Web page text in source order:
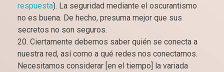
respuesta). La seguridad mediante el oscurantismo
no es buena. De hecho, presuma mejor que sus
secretos no son seguros.
Ciertamente debemos saber quién se conecta a
nuestra red, así como a qué redes nos conectamos.
Necesitamos considerar [en el tiempo] la variada